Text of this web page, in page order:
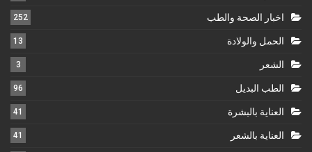
اخبار الصحة والطب 252
الحمل والولادة 13
الشعر 3
الطب البديل 96
العناية بالبشرة 41
العناية بالشعر 41